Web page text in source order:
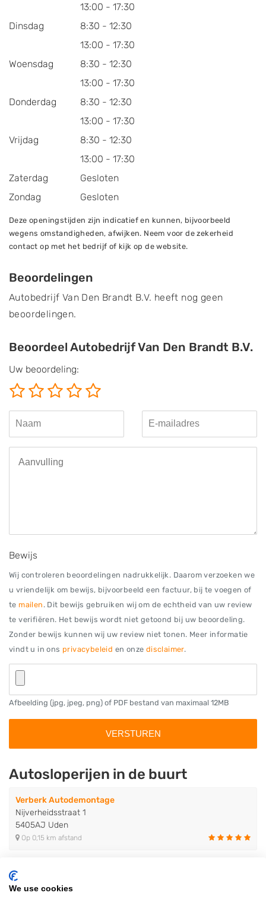
13:00 - 17:30
Dinsdag
8:30 - 12:30
13:00 - 17:30
Woensdag
8:30 - 12:30
13:00 - 17:30
Donderdag
8:30 - 12:30
13:00 - 17:30
Vrijdag
8:30 - 12:30
13:00 - 17:30
Zaterdag
Gesloten
Zondag
Gesloten
Deze openingstijden zijn indicatief en kunnen, bijvoorbeeld
wegens omstandigheden, afwijken. Neem voor de zekerheid
contact op met het bedrijf of kijk op de website.
Beoordelingen
Autobedrijf Van Den Brandt B.V. heeft nog geen
beoordelingen.
Beoordeel Autobedrijf Van Den Brandt B.V.
Uw beoordeling:
Bewijs
Wij controleren beoordelingen nadrukkelijk. Daarom verzoeken we
u vriendelijk om bewijs, bijvoorbeeld een factuur, bij te voegen of
te mailen . Dit bewijs gebruiken wij om de echtheid van uw review
te verifiëren. Het bewijs wordt niet getoond bij uw beoordeling.
Zonder bewijs kunnen wij uw review niet tonen. Meer informatie
vindt u in ons privacybeleid en onze disclaimer.
Afbeelding (jpg, jpeg, png) of PDF bestand van maximaal 12MB
Autosloperijen in de buurt
Verberk Autodemontage
Nijverheidsstraat 1
5405AJ Uden
Op 0,15 km afstand
Van Deijne Japanse auto-onderde..
Jochem de Wildstraat 7
We use cookies